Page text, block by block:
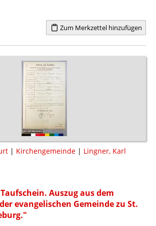
Zum Merkzettel hinzufügen
| Kirchengemeinde | Lingner, Karl
Auszug aus dem
evangelischen Gemeinde zu St.